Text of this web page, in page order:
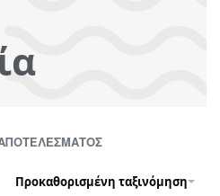
Προκαθορισμένη ταξινόμηση